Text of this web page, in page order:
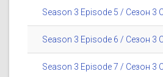
Season 3 Episode 5 / Сезон 3
Season 3 Episode 6 / Сезон 3
Season 3 Episode 7 / Сезон 3